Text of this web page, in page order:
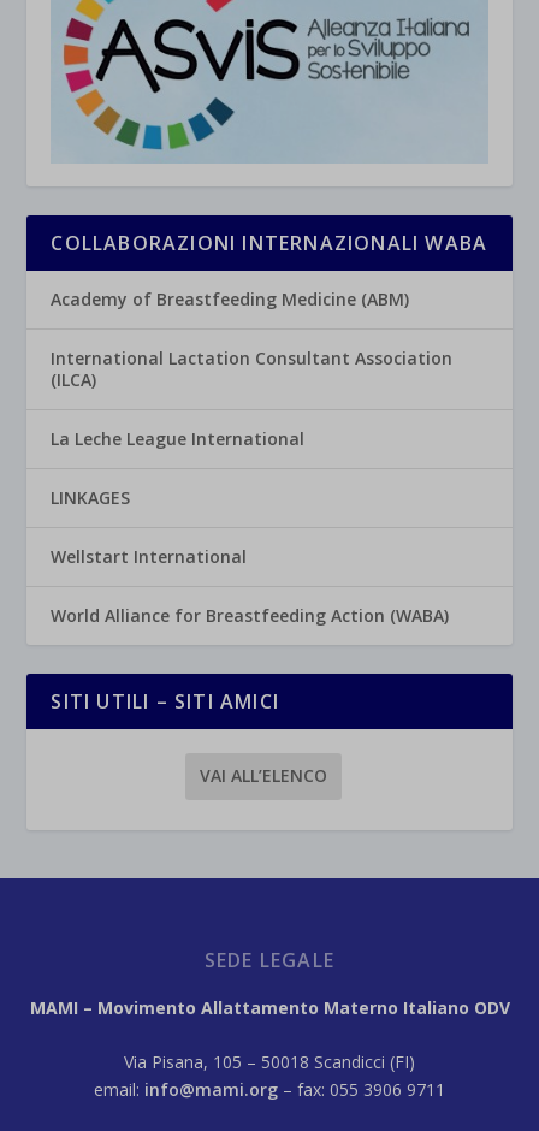
COLLABORAZIONI INTERNAZIONALI WABA
Academy of Breastfeeding Medicine (ABM)
International Lactation Consultant Association
(ILCA)
La Leche League International
LINKAGES
Wellstart International
World Alliance for Breastfeeding Action (WABA)
SITI UTILI – SITI AMICI
VAI ALL’ELENCO
SEDE LEGALE
MAMI – Movimento Allattamento Materno Italiano ODV
Via Pisana, 105 – 50018 Scandicci (FI)
email: info@mami.org – fax: 055 3906 9711